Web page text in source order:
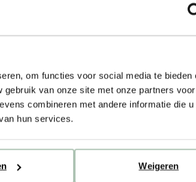
om functies voor social media te bieden
van onze site met onze partners
combineren met andere informatie die
hun services.
Weigeren
Verpakkingsmateriaal nemen
Reviews (13)
Verzending & retour